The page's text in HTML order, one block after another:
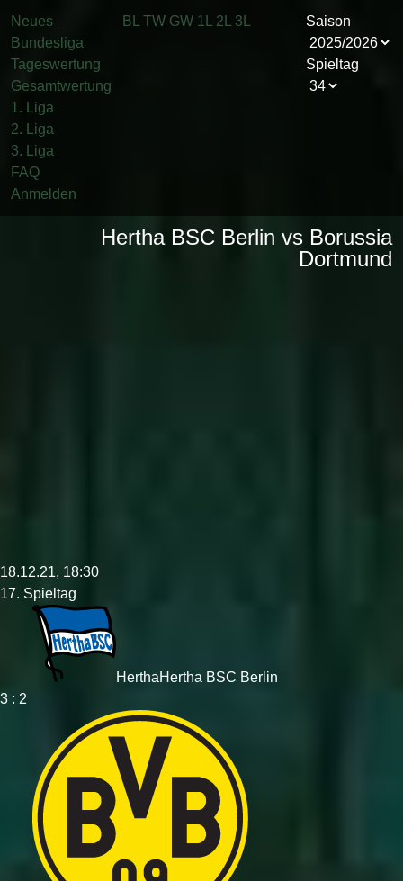
Neues
Bundesliga
Tageswertung
Gesamtwertung
1. Liga
2. Liga
3. Liga
FAQ
Anmelden
BL TW GW 1L 2L 3L Saison
Spieltag
Hertha BSC Berlin vs Borussia
Dortmund
18.12.21, 18:30
17. Spieltag
HerthaHertha BSC Berlin
3 : 2